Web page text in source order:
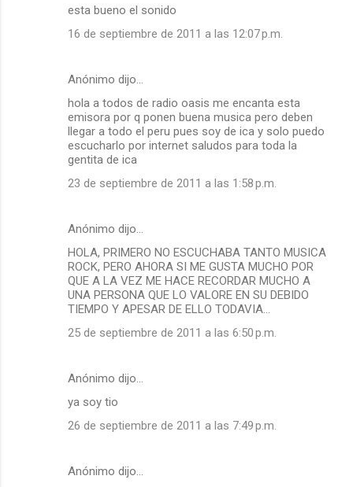
esta bueno el sonido
16 de septiembre de 2011 a las 12:07 p.m.
Anónimo dijo…
hola a todos de radio oasis me encanta esta
emisora por q ponen buena musica pero deben
llegar a todo el peru pues soy de ica y solo puedo
escucharlo por internet saludos para toda la
gentita de ica
23 de septiembre de 2011 a las 1:58 p.m.
Anónimo dijo…
HOLA, PRIMERO NO ESCUCHABA TANTO MUSICA
ROCK, PERO AHORA SI ME GUSTA MUCHO POR
QUE A LA VEZ ME HACE RECORDAR MUCHO A
UNA PERSONA QUE LO VALORE EN SU DEBIDO
TIEMPO Y APESAR DE ELLO TODAVIA...
25 de septiembre de 2011 a las 6:50 p.m.
Anónimo dijo…
ya soy tio
26 de septiembre de 2011 a las 7:49 p.m.
Anónimo dijo…